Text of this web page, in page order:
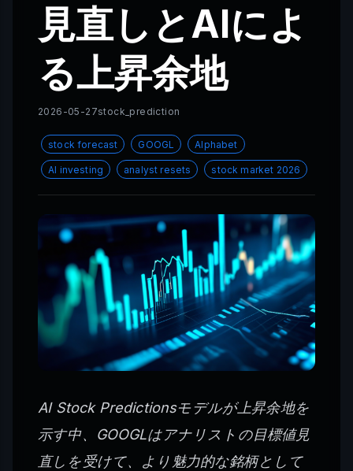
見直しとAIによ
る上昇余地
2026-05-27stock_prediction
stock forecast GOOGL Alphabet
AI investing analyst resets stock market 2026
AI Stock Predictionsモデルが上昇余地を
示す中、GOOGLはアナリストの目標値見
直しを受けて、より魅力的な銘柄として